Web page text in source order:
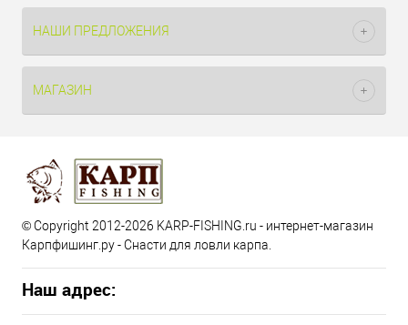
НАШИ ПРЕДЛОЖЕНИЯ
МАГАЗИН
© Copyright 2012-2026 KARP-FISHING.ru - интернет-магазин
Карпфишинг.ру - Снасти для ловли карпа.
Наш адрес: